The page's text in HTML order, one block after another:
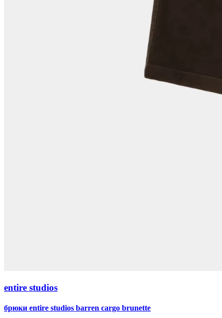
entire studios
брюки entire studios barren cargo brunette